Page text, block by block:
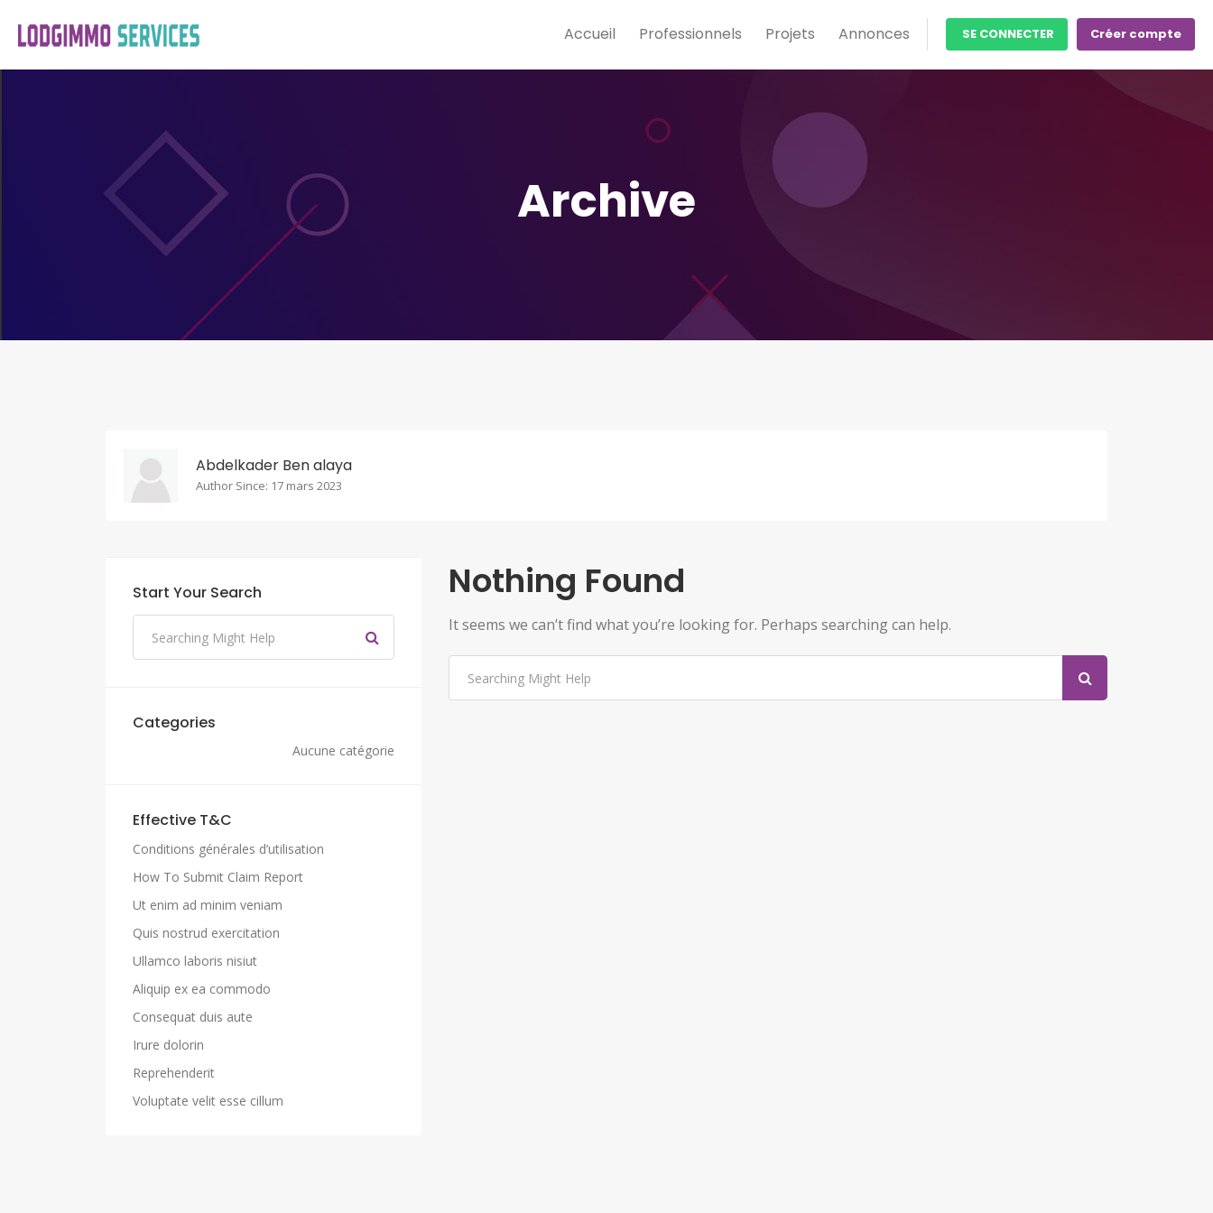
Accueil Professionnels Projets Annonces SE CONNECTER Créer compte
Archive
Abdelkader Ben alaya
Author Since: 17 mars 2023
Nothing Found
It seems we can’t find what you’re looking for. Perhaps searching can help.
Start Your Search
Categories
Aucune catégorie
Effective T&C
Conditions générales d’utilisation
How To Submit Claim Report
Ut enim ad minim veniam
Quis nostrud exercitation
Ullamco laboris nisiut
Aliquip ex ea commodo
Consequat duis aute
Irure dolorin
Reprehenderit
Voluptate velit esse cillum